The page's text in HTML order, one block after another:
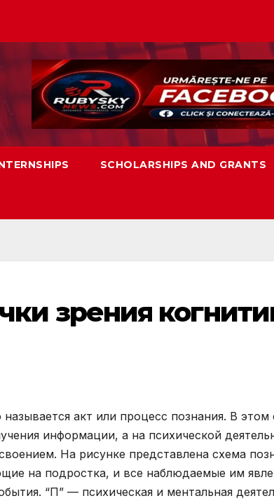
SCHOLARSHIPS AND GRANTS
зрения
акт или процесс познания. В
информации, а на психической
На рисунке представлена схема
на подростка, и все наблюдаемые им
“П” — психическая и ментальная